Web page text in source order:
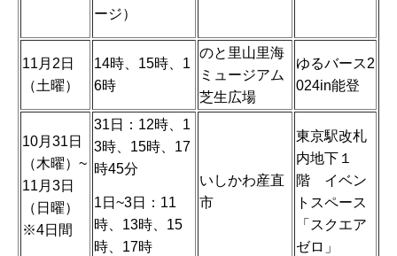
ージ）
11月2日
（土曜）
14時、15時、1
6時
のと里山里海
ミュージアム
芝生広場
ゆるバース2
024in能登
10月31日
（木曜）~
11月3日
（日曜）
※4日間
31日：12時、1
3時、15時、17
時45分
1日~3日：11
時、13時、15
時、17時
いしかわ産直
市
東京駅改札
内地下１
階 イベン
トスペース
「スクエア
ゼロ」